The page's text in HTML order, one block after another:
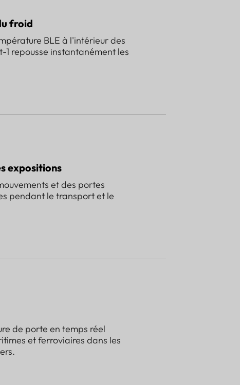
froid
BLE à l'intérieur des
1 repousse instantanément les
expositions
et des portes
pendant le transport et le
de porte en temps réel
et ferroviaires dans les